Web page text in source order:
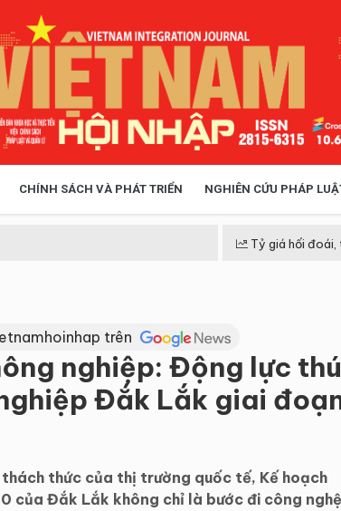
CHÍNH SÁCH VÀ PHÁT TRIỂN NGHIÊN CỨU PHÁP
Tỷ giá hối
trên
nghiệp: Động lực
Đắk Lắk giai
thức của thị trường quốc tế, Kế hoạch
Đắk Lắk không chỉ là bước đi công nghệ